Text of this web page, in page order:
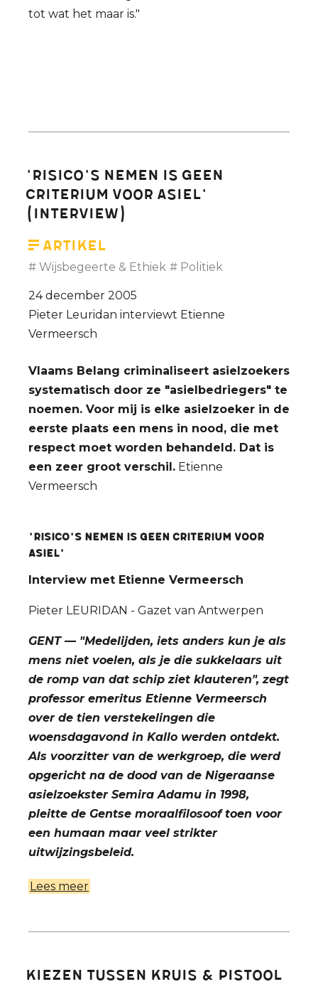
tot wat het maar is."
'Risico's nemen is geen
criterium voor asiel'
(interview)
Artikel
Wijsbegeerte & Ethiek Politiek
24 december 2005
Pieter Leuridan interviewt Etienne
Vermeersch
Vlaams Belang criminaliseert asielzoekers
systematisch door ze "asielbedriegers" te
noemen. Voor mij is elke asielzoeker in de
eerste plaats een mens in nood, die met
respect moet worden behandeld. Dat is
een zeer groot verschil. Etienne
Vermeersch
'Risico's nemen is geen criterium voor
asiel'
Interview met Etienne Vermeersch
Pieter LEURIDAN - Gazet van Antwerpen
GENT — "Medelijden, iets anders kun je als
mens niet voelen, als je die sukkelaars uit
de romp van dat schip ziet klauteren", zegt
professor emeritus Etienne Vermeersch
over de tien verstekelingen die
woensdagavond in Kallo werden ontdekt.
Als voorzitter van de werkgroep, die werd
opgericht na de dood van de Nigeraanse
asielzoekster Semira Adamu in 1998,
pleitte de Gentse moraalfilosoof toen voor
een humaan maar veel strikter
uitwijzingsbeleid.
Lees meer
criterium
Kiezen tussen Kruis & Pistool